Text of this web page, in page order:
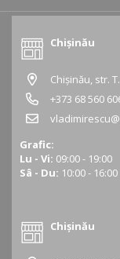
Chișinău
Chișinău, str.
+373 68 560
Grafic:
Lu - Vi: 09:00 - 19:00
Sâ - Du: 10:00 - 16:00
Chișinău